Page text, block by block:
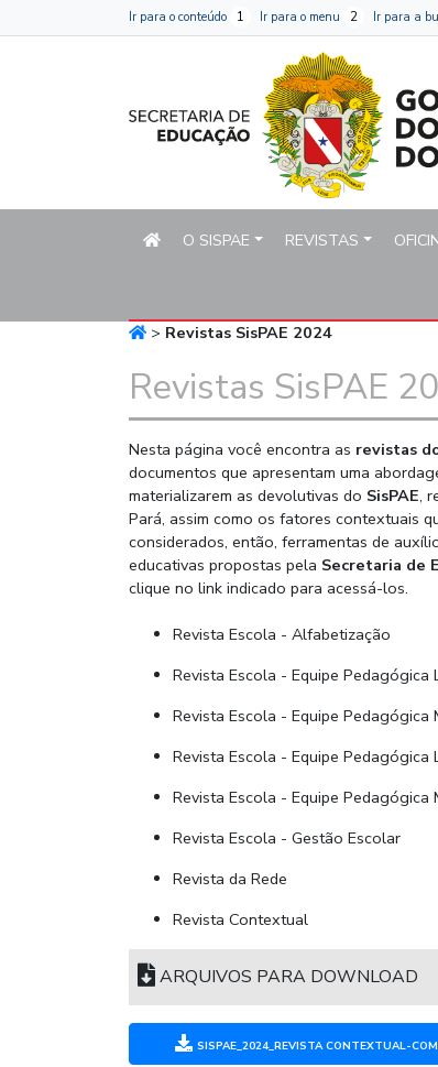
Página inicial do
Ir para o conteúdo 1 Ir para o menu 2 Ir para a
Menu principal
O SISPAE REVISTAS
> Revistas SisPAE 2024
Revistas SisPAE
Nesta página você encontra as revistas
documentos que apresentam uma
materializarem as devolutivas do SisPAE,
Pará, assim como os fatores contextuais
considerados, então, ferramentas de
educativas propostas pela Secretaria de
clique no link indicado para acessá-los.
Revista Escola - Alfabetização
Revista Escola - Equipe
Revista Escola - Equipe
Revista Escola - Equipe
Revista Escola - Equipe Pedagógica
Revista Escola - Gestão Escolar
Revista da Rede
Revista Contextual
ARQUIVOS PARA DOWNLOAD
SISPAE_2024_REVISTA CONTEXTUAL-